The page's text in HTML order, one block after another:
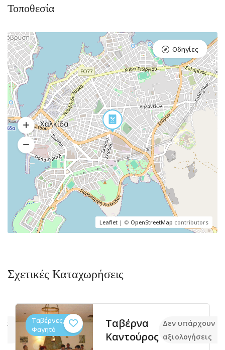
Τοποθεσία
Leaflet | © OpenStreetMap contributors
Οδηγίες
Σχετικές Καταχωρήσεις
Ταβέρνες,
Φαγητό
Ταβέρνα
Καντούρος
Δεν υπάρχουν
αξιολογήσεις